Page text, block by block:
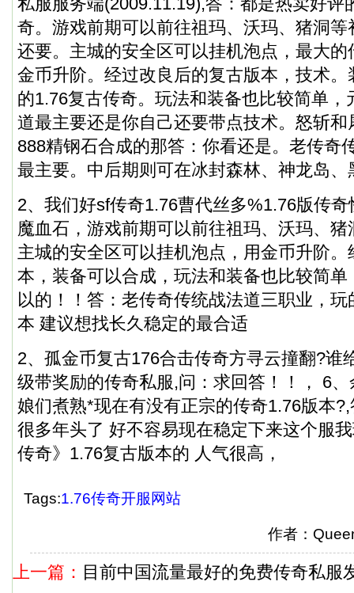
奇。游戏前期可以前往祖玛、沃玛、猪洞
还要。主城的安全区可以挂机泡点，最大
金币升阶。经过改良后的复古版本，技术
的1.76复古传奇。玩法和装备也比较简单，
道最主要还是你自己还要带点技术。怒斩
888精钢石合成的那答：你看还是。老传奇
最主要。中后期则可在冰封森林、神龙岛、
2、我们好sf传奇1.76曹代丝多%1.76版传
魔血石，游戏前期可以前往祖玛、沃玛、
主城的安全区可以挂机泡点，用金币升阶
本，装备可以合成，玩法和装备也比较简
以的！！答：老传奇传统战法道三职业，
本 建议想找长久稳定的最合适
2、孤金币复古176合击传奇方寻云撞翻?谁
级带奖励的传奇私服,问：求回答！！， 6
娘们煮熟*现在有没有正宗的传奇1.76版本
很多年头了 好不容易现在稳定下来这个服
传奇》1.76复古版本的 人气很高，
Tags:1.76传奇开服网站
作者：
上一篇： 目前中国流量最好的免费传奇私服